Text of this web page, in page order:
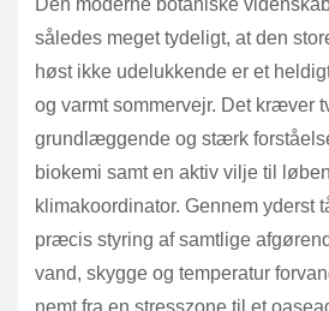
Den moderne botaniske
således meget tydeligt, at den
høst ikke udelukkende er et
og varmt sommervejr. Det kræver
grundlæggende og stærk
biokemi samt en aktiv vilje til
klimakoordinator. Gennem yderst
præcis styring af samtlige
vand, skygge og temperatur
nemt fra en stresszone til et